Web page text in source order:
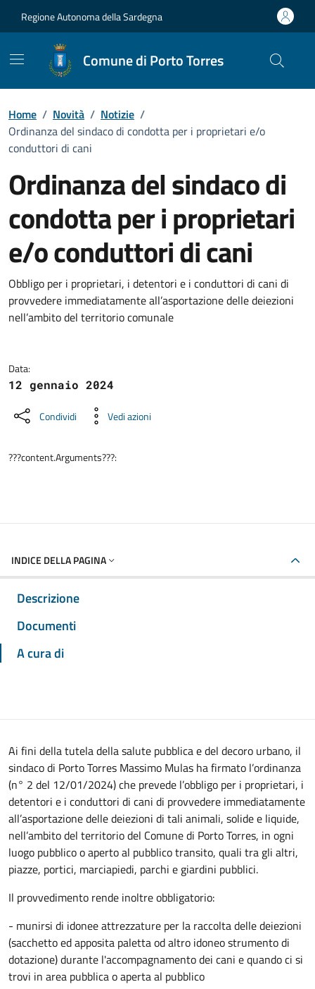
Regione Autonoma della Sardegna
Comune di Porto Torres
Home / Novità / Notizie /
Ordinanza del sindaco di condotta per i proprietari e/o
conduttori di cani
Ordinanza del sindaco di
condotta per i proprietari
e/o conduttori di cani
Dettagli della notizia
Obbligo per i proprietari, i detentori e i conduttori di cani di
provvedere immediatamente all’asportazione delle deiezioni
nell’ambito del territorio comunale
Data:
12 gennaio 2024
Condividi Vedi azioni
???content.Arguments???:
INDICE DELLA PAGINA
Descrizione
Documenti
A cura di
Ai fini della tutela della salute pubblica e del decoro urbano, il
sindaco di Porto Torres Massimo Mulas ha firmato l’ordinanza
(n° 2 del 12/01/2024) che prevede l’obbligo per i proprietari, i
detentori e i conduttori di cani di provvedere immediatamente
all’asportazione delle deiezioni di tali animali, solide e liquide,
nell’ambito del territorio del Comune di Porto Torres, in ogni
luogo pubblico o aperto al pubblico transito, quali tra gli altri,
piazze, portici, marciapiedi, parchi e giardini pubblici.
Il provvedimento rende inoltre obbligatorio:
- munirsi di idonee attrezzature per la raccolta delle deiezioni
(sacchetto ed apposita paletta od altro idoneo strumento di
dotazione) durante l'accompagnamento dei cani e quando ci si
trovi in area pubblica o aperta al pubblico